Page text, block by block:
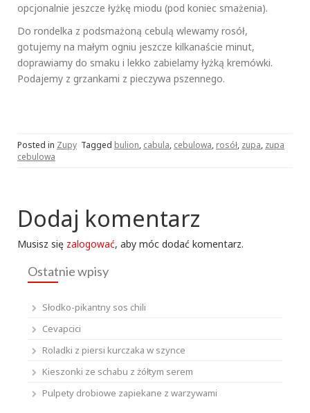
opcjonalnie jeszcze łyżkę miodu (pod koniec smażenia).
Do rondelka z podsmażoną cebulą wlewamy rosół,
gotujemy na małym ogniu jeszcze kilkanaście minut,
doprawiamy do smaku i lekko zabielamy łyżką kremówki.
Podajemy z grzankami z pieczywa pszennego.
Posted in Zupy Tagged bulion, cabula, cebulowa, rosół, zupa, zupa
cebulowa
Dodaj komentarz
Musisz się zalogować, aby móc dodać komentarz.
Ostatnie wpisy
Słodko-pikantny sos chili
Cevapcici
Roladki z piersi kurczaka w szynce
Kieszonki ze schabu z żółtym serem
Pulpety drobiowe zapiekane z warzywami